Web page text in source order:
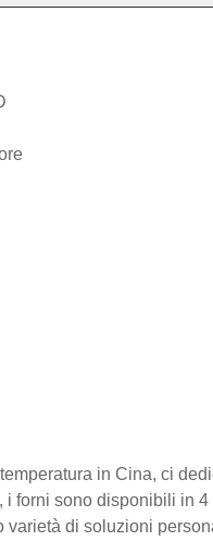
in Cina, ci
forni sono disponibili in
di soluzioni